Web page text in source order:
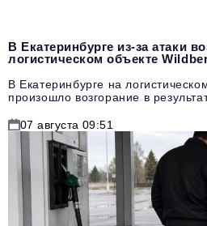
В Екатеринбурге из-за атаки
логистическом объекте
В Екатеринбурге на
произошло возгорание в
07 августа 09:51